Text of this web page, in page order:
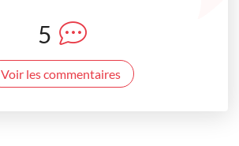
5
Voir les commentaires